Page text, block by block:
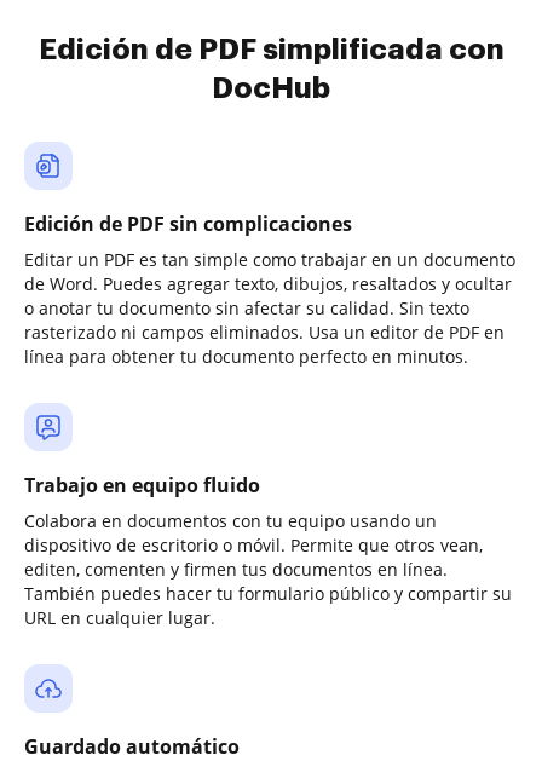
Edición de PDF simplificada con
DocHub
Edición de PDF sin complicaciones
Editar un PDF es tan simple como trabajar en un documento
de Word. Puedes agregar texto, dibujos, resaltados y ocultar
o anotar tu documento sin afectar su calidad. Sin texto
rasterizado ni campos eliminados. Usa un editor de PDF en
línea para obtener tu documento perfecto en minutos.
Trabajo en equipo fluido
Colabora en documentos con tu equipo usando un
dispositivo de escritorio o móvil. Permite que otros vean,
editen, comenten y firmen tus documentos en línea.
También puedes hacer tu formulario público y compartir su
URL en cualquier lugar.
Guardado automático